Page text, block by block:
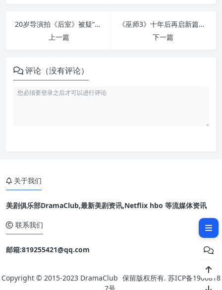
20岁导演拍《后室》被疑“枪手代导”，演员亲自发声力挺
上一篇
《巫师3》十年后再启新篇：《旧时曲》会为《巫师4》埋下伏笔吗？
下一篇
评论（没有评论）
关于我们
美剧俱乐部DramaClub,最新美剧资讯,Netflix hbo 等流媒体资讯
联系我们
邮箱:819255421@qq.com
Copyright © 2015-2023 DramaClub 保留版权所有. 苏ICP备1906818